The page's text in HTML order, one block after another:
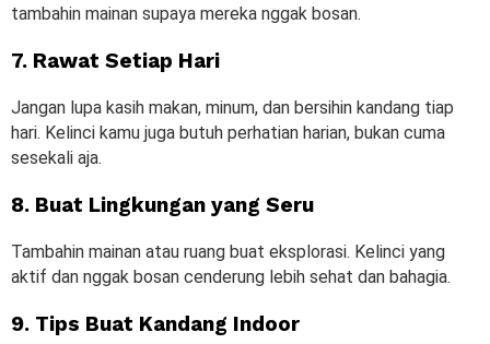
tambahin mainan supaya mereka nggak bosan.
7. Rawat Setiap Hari
Jangan lupa kasih makan, minum, dan bersihin kandang tiap
hari. Kelinci kamu juga butuh perhatian harian, bukan cuma
sesekali aja.
8. Buat Lingkungan yang Seru
Tambahin mainan atau ruang buat eksplorasi. Kelinci yang
aktif dan nggak bosan cenderung lebih sehat dan bahagia.
9. Tips Buat Kandang Indoor